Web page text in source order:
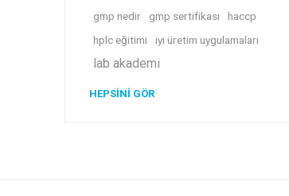
gmp nedir gmp sertifikası
haccp
hplc eğitimi
iyi üretim uygulamaları
lab akademi
HEPSINI GÖR